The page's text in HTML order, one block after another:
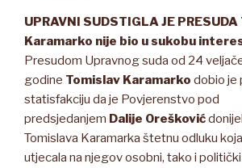
UPRAVNI SUDSTIGLA JE
Karamarko nije bio u sukobu
Presudom Upravnog suda od 24
godine Tomislav Karamarko dobio je
statisfakciju da je Povjerenstvo pod
predsjedanjem Dalije Orešković
Tomislava Karamarka štetnu odluku
utjecala na njegov osobni, tako i